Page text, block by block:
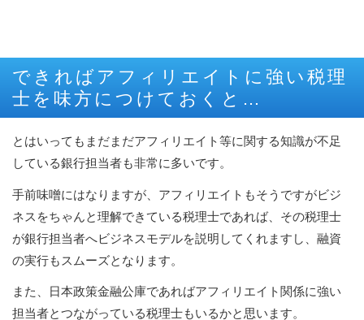
できればアフィリエイトに強い税理
士を味方につけておくと…
とはいってもまだまだアフィリエイト等に関する知識が不足
している銀行担当者も非常に多いです。
手前味噌にはなりますが、アフィリエイトもそうですがビジ
ネスをちゃんと理解できている税理士であれば、その税理士
が銀行担当者へビジネスモデルを説明してくれますし、融資
の実行もスムーズとなります。
また、日本政策金融公庫であればアフィリエイト関係に強い
担当者とつながっている税理士もいるかと思います。